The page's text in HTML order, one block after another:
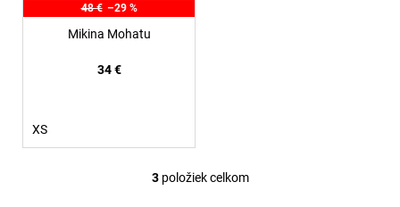
48 € –29 %
Mikina Mohatu
34 €
XS
O
3položiek celkom